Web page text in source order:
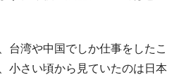
台湾や中国でしか仕事をしたこ
小さい頃から見ていたのは日本